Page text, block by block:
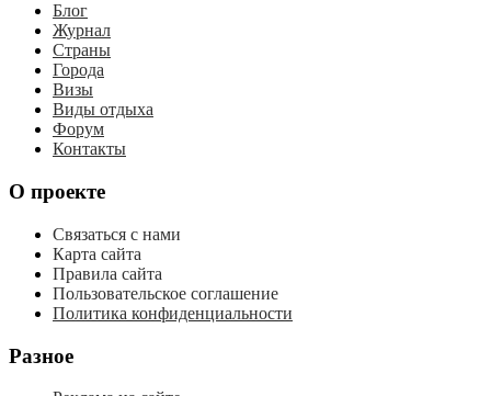
Блог
Журнал
Страны
Города
Визы
Виды отдыха
Форум
Контакты
О проекте
Связаться с нами
Карта сайта
Правила сайта
Пользовательское соглашение
Политика конфиденциальности
Разное